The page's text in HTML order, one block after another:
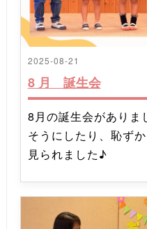
2025-08-21
8 月 誕生会
8月の誕生会がありま
そうにしたり、恥ず
見られました♪